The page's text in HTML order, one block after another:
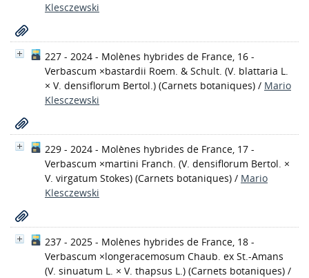
Klesczewski
227 - 2024 - Molènes hybrides de France, 16 -
Verbascum ×bastardii Roem. & Schult. (V. blattaria L.
× V. densiflorum Bertol.) (Carnets botaniques) / Mario
Klesczewski
229 - 2024 - Molènes hybrides de France, 17 -
Verbascum ×martini Franch. (V. densiflorum Bertol. ×
V. virgatum Stokes) (Carnets botaniques) / Mario
Klesczewski
237 - 2025 - Molènes hybrides de France, 18 -
Verbascum ×longeracemosum Chaub. ex St.-Amans
(V. sinuatum L. × V. thapsus L.) (Carnets botaniques) /